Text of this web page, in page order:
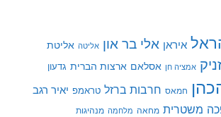
איראן אלי בר און אליטה אליטת
אמציה חן אסלאם ארצות הברית גדעון
חמאס חרבות ברזל טראמפ יאיר רגב
משטרית מחאה מלחמה מנהיגות